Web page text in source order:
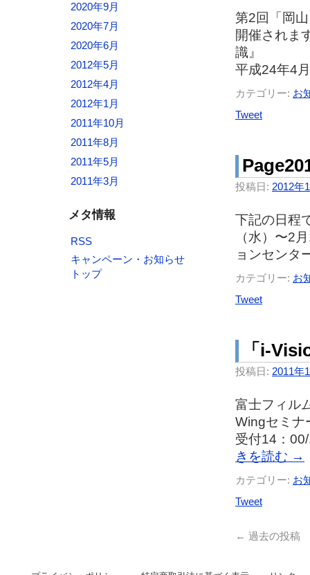
第2回「岡
開催されま
識』 2部
平成24年4
カテゴリー: お
Tweet
投稿日: 2012年
下記の日程
（水）〜2
ョンセンタ
カテゴリー: お
Tweet
「i-
投稿日: 2011年
富士フィル
Wingセミナ
受付14：
きを読む →
カテゴリー: お
Tweet
← 過去の投稿
2020年9月
2020年7月
2020年6月
2012年5月
2012年4月
2012年1月
2011年10月
2011年8月
2011年5月
2011年3月
メタ情報
RSS
キャンペーン・お知らせ
トップ